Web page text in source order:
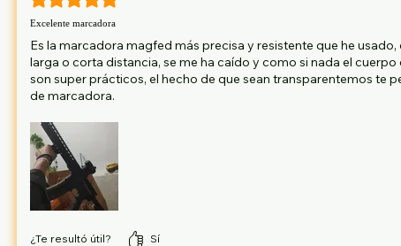
Excelente marcadora
Es la marcadora magfed más precisa y resistente que he
larga o corta distancia, se me ha caído y como si nada el
son super prácticos, el hecho de que sean transparentemos te
de marcadora.
¿Te resultó útil? Sí